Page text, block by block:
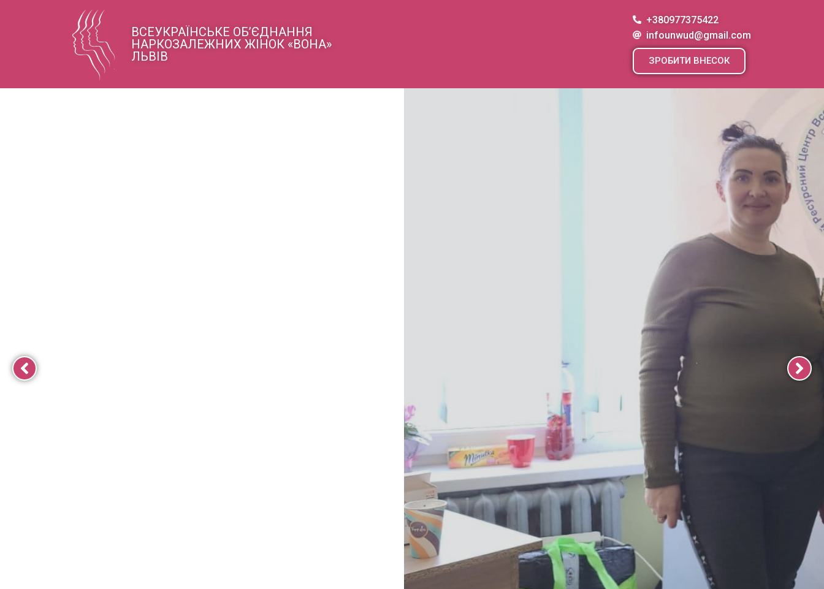
ВСЕУКРАЇНСЬКЕ ОБ’ЄДНАННЯ
НАРКОЗАЛЕЖНИХ ЖІНОК «ВОНА»
ЛЬВІВ
+380977375422
infounwud@gmail.com
ЗРОБИТИ ВНЕСОК